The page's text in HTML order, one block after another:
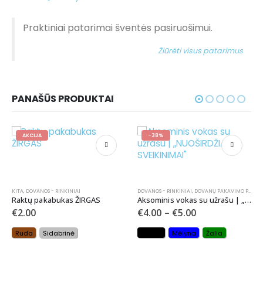
Praktiniai patarimai šventės pasiruošimui.
Žiūrėti visus patarimus
PANAŠŪS PRODUKTAI
-38%
DOVANOS - RINKINIAI DOVANŲ PAKAVIMO PRIEMONĖS ,GIMTADIENIAMS ,
Aksominis vokas su užrašu | „NUOŠIRDŽIAUSI SVEIKINIMAI”
Juoda